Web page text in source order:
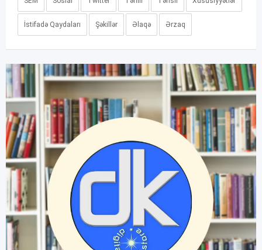
İstifadə Qaydaları Şəkillər Əlaqə Ərzaq